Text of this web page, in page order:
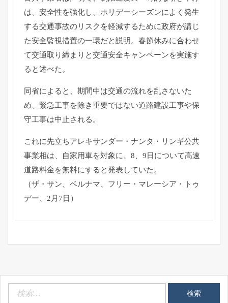
は、安全性を強化し、ホリデーシーズンによく発生
する交通事故のリスクを軽減するために政府が講じ
た安全監視措置の一環だと説明。春節休みに合わせ
て交通取り締まりと交通安全キャンペーンを実施す
ると述べた。
同省によると、期間中は交通の流れを乱さないた
め、緊急工事を除き重要ではない道路建設工事や保
守工事は中止される。
これに先立ちアレキサンダー・ナンタ・リンギ公共
事業相は、自家用車を対象に、8、9日について高速
道路料金を無料にすると発表していた。
（ザ・サン、ベルナマ、フリー・マレーシア・トゥ
デー、2月7日）